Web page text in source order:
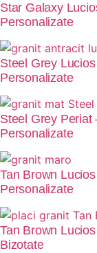
Star Galaxy
Personalizate
Steel Grey
Personalizate
Steel Grey Periat
Personalizate
Tan Brown
Personalizate
Tan Brown
Bizotate